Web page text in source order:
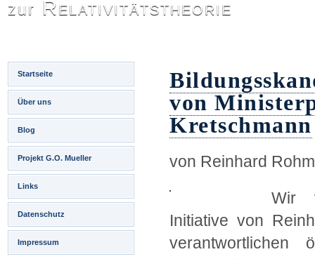
zur Relativitätstheorie
Startseite
Über uns
Blog
Projekt G.O. Mueller
Links
Datenschutz
Impressum
von
Kretschmann
von Reinhard
Wir
Initiative von